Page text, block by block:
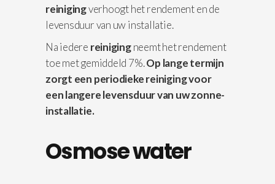
reinigingverhoogt het rendement en de
levensduur van uw installatie.
Na iedere reinigingneemt het rendement
toe met gemiddeld 7%.Op lange termijn
zorgt een periodieke reiniging voor
een langere levensduur van uw zonne-
installatie.
Osmose water